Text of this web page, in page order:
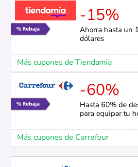
-15%
Ahorra hasta un
dólares
Más cupones de Tiendamia
-60%
Hasta 60% de
para equipar tu
Más cupones de Carrefour